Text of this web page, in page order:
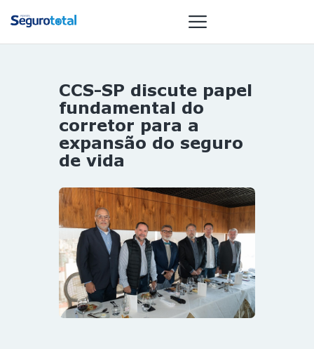
NOTÍCIAS
REVISTA
ESPECIAIS
GAIVOTA DE
ST SUMMIT
MULHERES
GESTORAS
HOMEST
HOME
CCS-SP discute papel
fundamental do
corretor para a
expansão do seguro
de vida